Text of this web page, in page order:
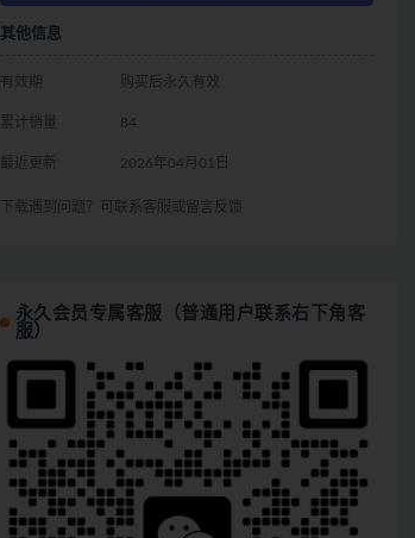
其他信息
有效期 购买后永久有效
累计销量 84
最近更新 2026年04月01日
下载遇到问题？可联系客服或留言反馈
永久会员专属客服（普通用户联系右下角客
服）